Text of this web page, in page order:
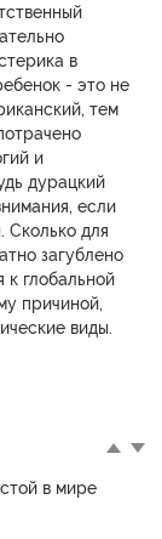
в
- это не
тем
и
дурацкий
если
Сколько для
загублено
глобальной
причиной,
виды.
в мире